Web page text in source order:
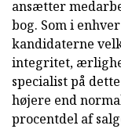
ansætter
bog. Som i
kandidaterne
integritet,
specialist på
højere end
procentdel af